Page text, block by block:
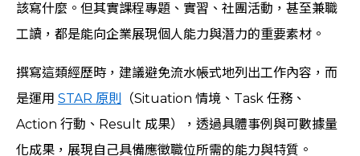
該寫什麼。但其實課程專題、實習、社團活動，甚至兼職
工讀，都是能向企業展現個人能力與潛力的重要素材。
撰寫這類經歷時，建議避免流水帳式地列出工作內容，而
是運用 STAR 原則
（Situation 情境、Task 任務、
Action 行動、Result 成果），透過具體事例與可數據量
化成果，展現自己具備應徵職位所需的能力與特質。